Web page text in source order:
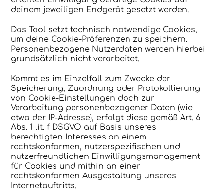
deinem jeweiligen Endgerät gesetzt werden.
Das Tool setzt technisch notwendige Cookies,
um deine Cookie-Präferenzen zu speichern.
Personenbezogene Nutzerdaten werden hierbei
grundsätzlich nicht verarbeitet.
Kommt es im Einzelfall zum Zwecke der
Speicherung, Zuordnung oder Protokollierung
von Cookie-Einstellungen doch zur
Verarbeitung personenbezogener Daten (wie
etwa der IP-Adresse), erfolgt diese gemäß Art. 6
Abs. 1 lit. f DSGVO auf Basis unseres
berechtigten Interesses an einem
rechtskonformen, nutzerspezifischen und
nutzerfreundlichen Einwilligungsmanagement
für Cookies und mithin an einer
rechtskonformen Ausgestaltung unseres
Internetauftritts.